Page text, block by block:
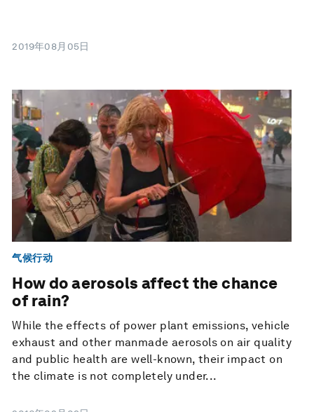
2019年08月05日
气候行动
How do aerosols affect the chance
of rain?
While the effects of power plant emissions, vehicle
exhaust and other manmade aerosols on air quality
and public health are well-known, their impact on
the climate is not completely under...